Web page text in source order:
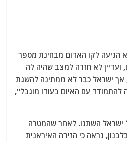
לא הגיעה לקו האדום מבחינת מספר
ועדיין לא חזרה למצב שהיה לה
אך ישראל כבר לא ממתינה להשגת
עם האיום בעודו מוגבל",
ישראל השתנו. לאחר שהמטרה
נראה כי הזירה האיראנית